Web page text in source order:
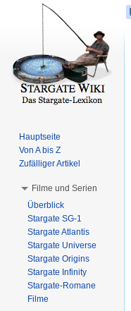
Hauptseite
Von A bis Z
Zufälliger Artikel
Filme und Serien
Überblick
Stargate SG-1
Stargate Atlantis
Stargate Universe
Stargate Origins
Stargate Infinity
Stargate-Romane
Filme